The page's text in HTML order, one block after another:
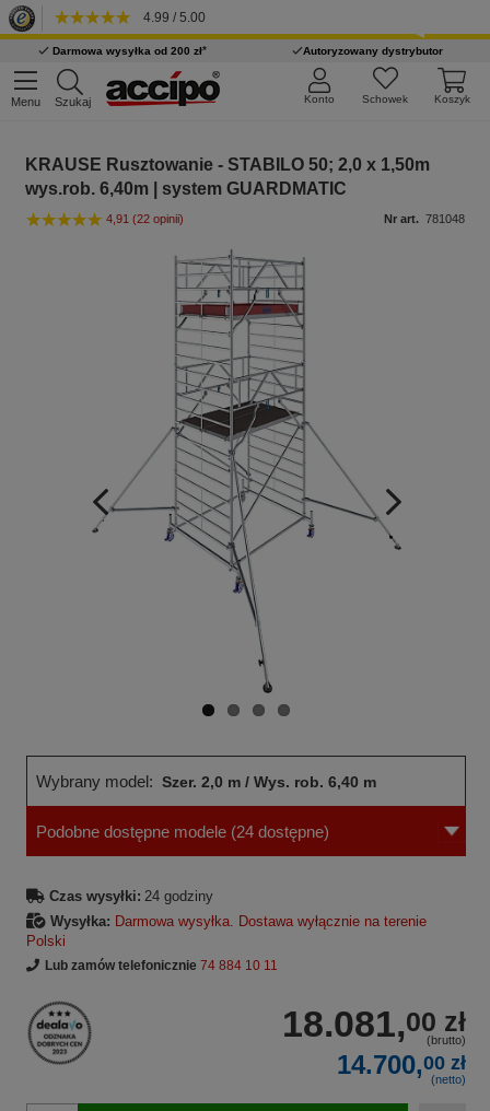
4.99 / 5.00
Darmowa wysyłka od 200 zł* Autoryzowany dystrybutor
Menu Szukaj Koszyk
Schowek
Konto
KRAUSE Rusztowanie - STABILO 50; 2,0 x 1,50m
wys.rob. 6,40m | system GUARDMATIC
4,91 (22 opinii) Nr art. 781048
Następne
Wybrany model: Szer. 2,0 m / Wys. rob. 6,40 m
Podobne dostępne modele (24 dostępne)
Czas wysyłki: 24 godziny
Wysyłka: Darmowa wysyłka. Dostawa wyłącznie na terenie
Polski
Lub zamów telefonicznie 74 884 10 11
18.081,00 zł
(brutto)
14.700,00 zł
(netto)